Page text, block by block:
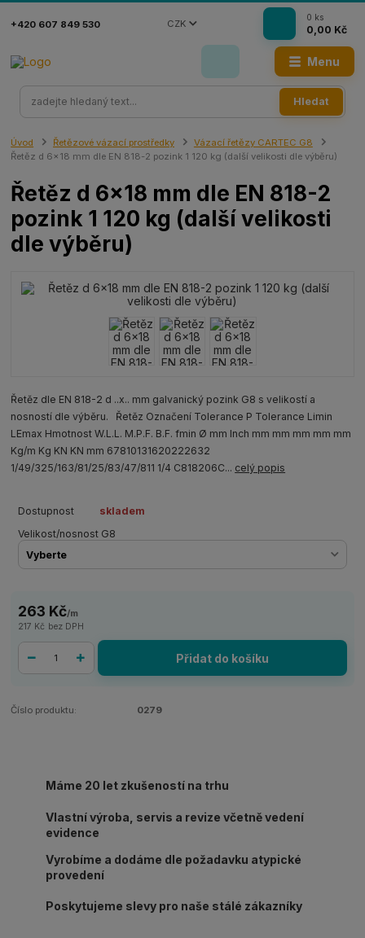
Menu
CZK
Hledat
+420 607 849 530
0 ks
0,00 Kč
Úvod Řetězové vázací prostředky
Vázací řetězy CARTEC G8
Řetěz d 6x18 mm dle EN 818-2 pozink 1 120 kg (další velikosti dle výběru)
Řetěz d 6x18 mm dle EN 818-2
pozink 1 120 kg (další velikosti
dle výběru)
Řetěz dle EN 818-2 d ..x.. mm galvanický pozink G8 s velikostí a
nosností dle výběru. Řetěz Označení Tolerance P Tolerance Limin
LEmax Hmotnost W.L.L. M.P.F. B.F. fmin Ø mm Inch mm mm mm mm mm
Kg/m Kg KN KN mm 67810131620222632
1/49/325/163/81/25/83/47/811 1/4 C818206C... celý popis
Dostupnost
skladem
Velikost/nosnost G8
263 Kč/m
217 Kč bez DPH
Přidat do košíku
Číslo produktu: 0279
Máme 20 let zkušeností na trhu
Vlastní výroba, servis a revize včetně vedení
evidence
Vyrobíme a dodáme dle požadavku atypické
provedení
Poskytujeme slevy pro naše stálé zákazníky